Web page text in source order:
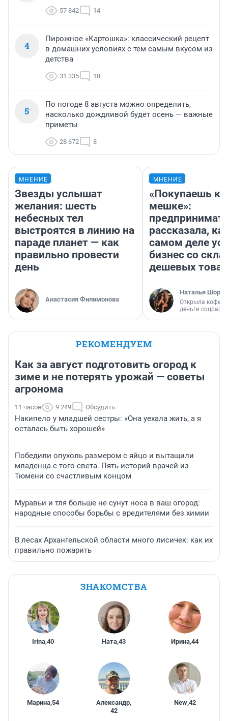
57 842 14
4
Пирожное «Картошка»: классический рецепт
в домашних условиях с тем самым вкусом из
детства
31 335 18
5
По погоде 8 августа можно определить,
насколько дождливой будет осень — важные
приметы
28 672 8
МНЕНИЕ
Звезды услышат
желания: шесть
небесных тел
выстроятся в линию на
параде планет — как
правильно провести
день
Анастасия Филимонова
МНЕНИЕ
«Покупаешь
мешке»:
рассказала,
самом деле
бизнес со
дешевых
Наталья
Открыла
деньги
РЕКОМЕНДУЕМ
Как за август подготовить огород к
зиме и не потерять урожай — советы
агронома
11 часов 9 249 Обсудить
Накипело у младшей сестры: «Она уехала жить, а я
осталась быть хорошей»
Победили опухоль размером с яйцо и вытащили
младенца с того света. Пять историй врачей из
Тюмени со счастливым концом
Муравьи и тля больше не сунут носа в ваш огород:
народные способы борьбы с вредителями без химии
В лесах Архангельской области много лисичек: как их
правильно пожарить
ЗНАКОМСТВА
Irina,40 Ната,43 Ирина,44
Марина,54 Александр,
42
New,42